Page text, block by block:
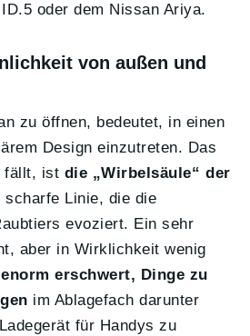
oder dem Nissan Ariya.
von außen und
zu öffnen, bedeutet, in einen
Design einzutreten. Das
fällt, ist die „Wirbelsäule“ der
scharfe Linie, die die
evoziert. Ein sehr
aber in Wirklichkeit wenig
erschwert, Dinge zu
im Ablagefach darunter
für Handys zu